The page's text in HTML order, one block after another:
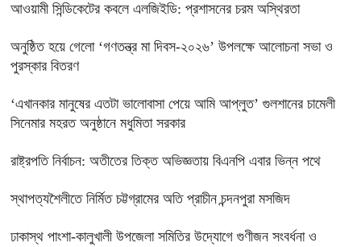
‎আওয়ামী সিন্ডিকেটের কবলে এলজিইডি: প্রশাসনের চরম অস্থিরতা
অনুষ্ঠিত হয়ে গেলো ‘গণতন্ত্র মা দিবস-২০২৬’ উপলক্ষে আলোচনা সভা ও
পুরস্কার বিতরণ
‘এখানকার মানুষের এতটা ভালোবাসা পেয়ে আমি আপ্লুত’ গুলশানের চামেলী
সিনেমার মহরত অনুষ্ঠানে মধুমিতা সরকার
রাষ্ট্রপতি নির্বাচন: অতীতের তিক্ত অভিজ্ঞতায় বিএনপি এবার ভিন্ন পথে
স্থাপত্যশৈলীতে নির্মিত চট্টগ্রামের অতি প্রাচীন চন্দনপুরা মসজিদ
ঢাকাস্থ পাংশা-কালুখালী উপজেলা সমিতির উদ্যোগে গুণীজন সংবর্ধনা ও